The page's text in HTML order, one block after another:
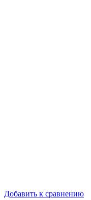
Добавить к сравнению